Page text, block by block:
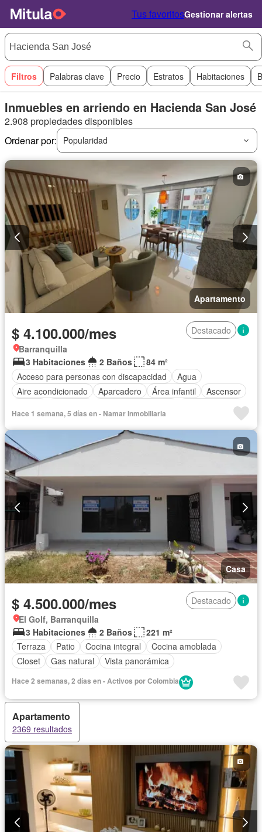
Tus favoritosGestionar alertas
Filtros Palabras clave Precio Estratos Habitaciones
Inmuebles en arriendo en Hacienda San José
2.908 propiedades disponibles
Ordenar por:
Popularidad
Apartamento
$ 4.100.000/mes
Destacado
Barranquilla
3 Habitaciones
2 Baños
84 m²
Acceso para personas con discapacidad
Agua
Aire acondicionado
Aparcadero Área infantil
Ascensor
Cocina integral
Gas natural
Gimnasio Piscina
Vigilante
Tanque de agua
Terraza
Vista panorámica
Permite mascotas Permite niños
Hace 1 semana, 5 días en - Namar Inmobiliaria
Casa
$ 4.500.000/mes
Destacado
El Golf, Barranquilla
3 Habitaciones
2 Baños
221 m²
Terraza
Patio Cocina integral
Cocina amoblada
Closet
Gas natural Vista panorámica
Hace 2 semanas, 2 días en - Activos por Colombia
Apartamento
2369 resultados